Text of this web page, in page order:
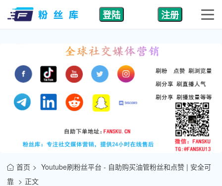
登陆 注册
首页
Youtube刷粉丝平台 - 自助购买油管粉丝和点赞 | 安全可
靠
正文